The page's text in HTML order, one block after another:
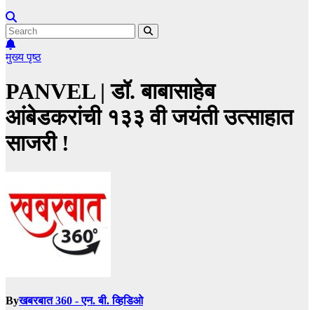
मुख्य पृष्ठ
PANVEL | डॉ. बाबासाहेब
आंबेडकरांची १३३ वी जयंती उत्साहात
साजरी !
Byखबरबात 360 - एन. बी. व्हिडिओ